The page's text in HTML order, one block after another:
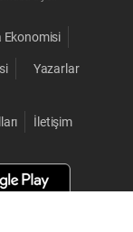
Ekonomisi
Yazarlar
İletişim